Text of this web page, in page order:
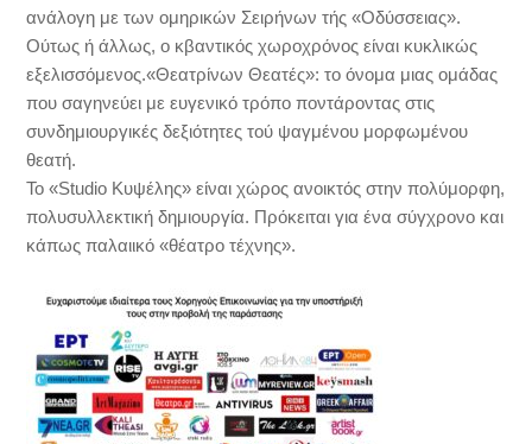
ανάλογη με των ομηρικών Σειρήνων τής «Οδύσσειας».
Ούτως ή άλλως, ο κβαντικός χωροχρόνος είναι κυκλικώς
εξελισσόμενος.«Θεατρίνων Θεατές»: το όνομα μιας ομάδας
που σαγηνεύει με ευγενικό τρόπο ποντάροντας στις
συνδημιουργικές δεξιότητες τού ψαγμένου μορφωμένου
θεατή.
Το «Studio Κυψέλης» είναι χώρος ανοικτός στην πολύμορφη,
πολυσυλλεκτική δημιουργία. Πρόκειται για ένα σύγχρονο και
κάπως παλαιικό «θέατρο τέχνης».